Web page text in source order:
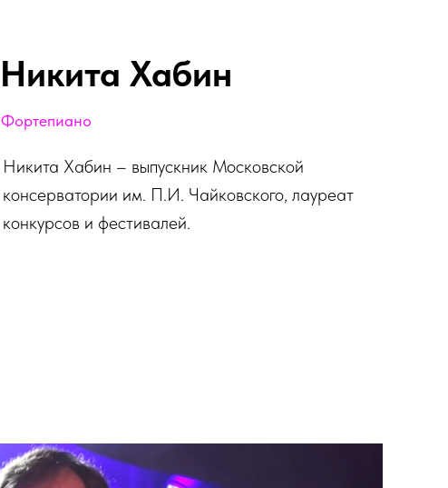
Никита Хабин
Никита Хабин – выпускник Московской
консерватории им. П.И. Чайковского, лауреат
конкурсов и фестивалей.
Фортепиано